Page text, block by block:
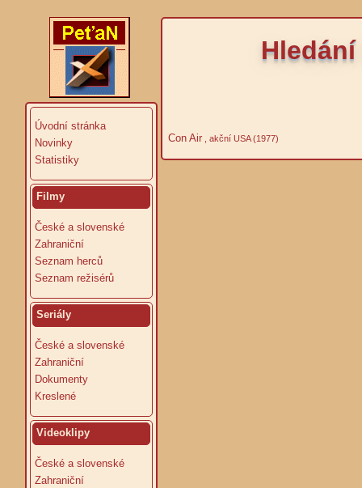
Úvodní stránka
Novinky
Statistiky
Filmy
České a slovenské
Zahraniční
Seznam herců
Seznam režisérů
Seriály
České a slovenské
Zahraniční
Dokumenty
Kreslené
Videoklipy
České a slovenské
Zahraniční
Con Air , akční USA (1977)